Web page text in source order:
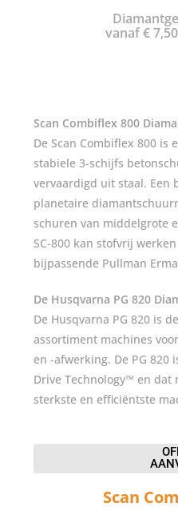
vanaf €
Scan Combiflex 800
De Scan Combiflex 800 is
stabiele 3-schijfs
vervaardigd uit staal. Een
planetaire
schuren van middelgrote
SC-800 kan stofvrij
bijpassende Pullman
De Husqvarna PG 820
De Husqvarna PG 820 is
assortiment machines
en -afwerking. De PG 820
Drive Technology™ en dat
sterkste en efficiëntste
Scan